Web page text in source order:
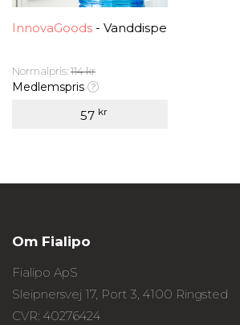
InnovaGoods - Vanddispenser til
Normalpris:114 kr
Medlemspris
57 kr
Om Fialipo
Fialipo ApS
Sleipnersvej 17, Port 3, 4100 Ringsted
CVR: 40276424